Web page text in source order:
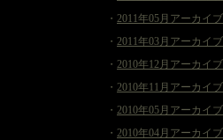
・ 2011年05月アーカイブ
・ 2011年03月アーカイブ
・ 2010年12月アーカイブ
・ 2010年11月アーカイブ
・ 2010年05月アーカイブ
・ 2010年04月アーカイブ